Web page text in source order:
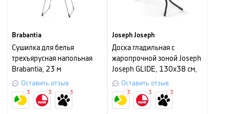
Brabantia
Сушилка для белья
трехъярусная напольная
Brabantia, 23 м
Оставить отзыв
3 3 3
Joseph Joseph
Доска гладильная с
жаропрочной зоной Joseph
Joseph GLIDE, 130х38 см,
серыйОставить отзыв
3 3 3